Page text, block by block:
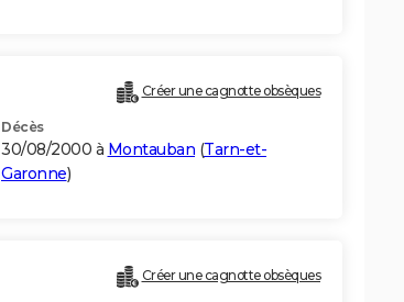
Créer une cagnotte obsèques
Décès
30/08/2000 à Montauban (Tarn-et-
Garonne)
Créer une cagnotte obsèques